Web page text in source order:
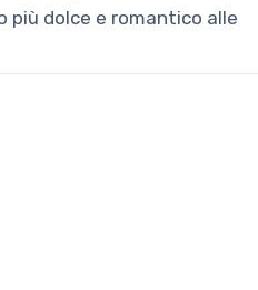
dolce e romantico alle